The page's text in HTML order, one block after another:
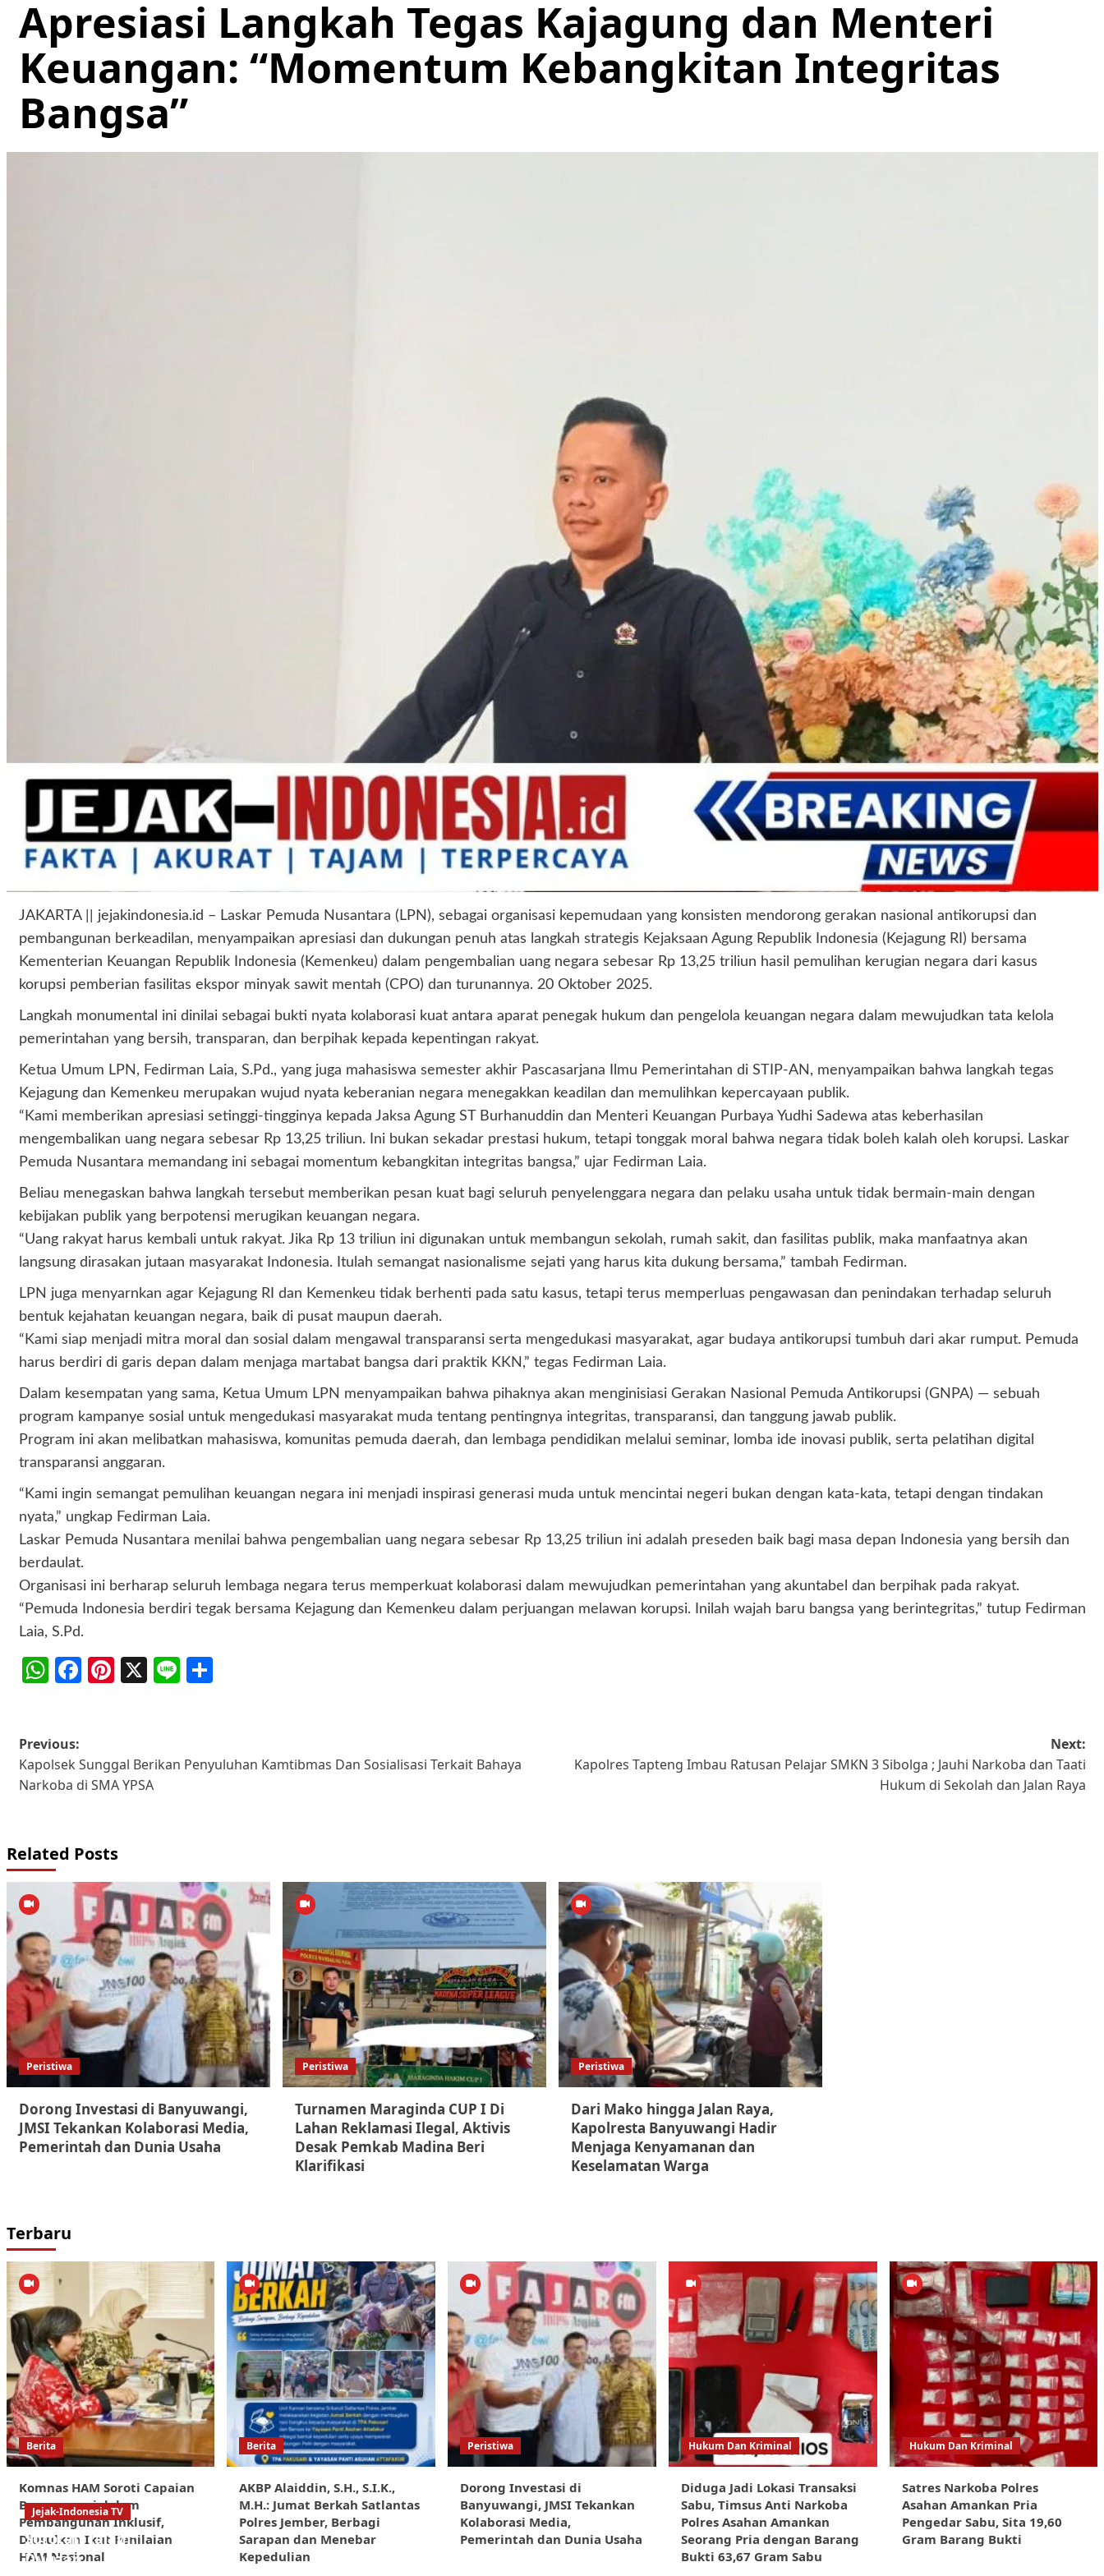
Apresiasi Langkah Tegas Kajagung dan Menteri
Keuangan: “Momentum Kebangkitan Integritas
Bangsa”
JAKARTA || jejakindonesia.id – Laskar Pemuda Nusantara (LPN), sebagai organisasi kepemudaan yang konsisten mendorong gerakan nasional antikorupsi dan
pembangunan berkeadilan, menyampaikan apresiasi dan dukungan penuh atas langkah strategis Kejaksaan Agung Republik Indonesia (Kejagung RI) bersama
Kementerian Keuangan Republik Indonesia (Kemenkeu) dalam pengembalian uang negara sebesar Rp 13,25 triliun hasil pemulihan kerugian negara dari kasus
korupsi pemberian fasilitas ekspor minyak sawit mentah (CPO) dan turunannya. 20 Oktober 2025.
Langkah monumental ini dinilai sebagai bukti nyata kolaborasi kuat antara aparat penegak hukum dan pengelola keuangan negara dalam mewujudkan tata kelola
pemerintahan yang bersih, transparan, dan berpihak kepada kepentingan rakyat.
Ketua Umum LPN, Fedirman Laia, S.Pd., yang juga mahasiswa semester akhir Pascasarjana Ilmu Pemerintahan di STIP-AN, menyampaikan bahwa langkah tegas
Kejagung dan Kemenkeu merupakan wujud nyata keberanian negara menegakkan keadilan dan memulihkan kepercayaan publik.
“Kami memberikan apresiasi setinggi-tingginya kepada Jaksa Agung ST Burhanuddin dan Menteri Keuangan Purbaya Yudhi Sadewa atas keberhasilan
mengembalikan uang negara sebesar Rp 13,25 triliun. Ini bukan sekadar prestasi hukum, tetapi tonggak moral bahwa negara tidak boleh kalah oleh korupsi. Laskar
Pemuda Nusantara memandang ini sebagai momentum kebangkitan integritas bangsa,” ujar Fedirman Laia.
Beliau menegaskan bahwa langkah tersebut memberikan pesan kuat bagi seluruh penyelenggara negara dan pelaku usaha untuk tidak bermain-main dengan
kebijakan publik yang berpotensi merugikan keuangan negara.
“Uang rakyat harus kembali untuk rakyat. Jika Rp 13 triliun ini digunakan untuk membangun sekolah, rumah sakit, dan fasilitas publik, maka manfaatnya akan
langsung dirasakan jutaan masyarakat Indonesia. Itulah semangat nasionalisme sejati yang harus kita dukung bersama,” tambah Fedirman.
LPN juga menyarnkan agar Kejagung RI dan Kemenkeu tidak berhenti pada satu kasus, tetapi terus memperluas pengawasan dan penindakan terhadap seluruh
bentuk kejahatan keuangan negara, baik di pusat maupun daerah.
“Kami siap menjadi mitra moral dan sosial dalam mengawal transparansi serta mengedukasi masyarakat, agar budaya antikorupsi tumbuh dari akar rumput. Pemuda
harus berdiri di garis depan dalam menjaga martabat bangsa dari praktik KKN,” tegas Fedirman Laia.
Dalam kesempatan yang sama, Ketua Umum LPN menyampaikan bahwa pihaknya akan menginisiasi Gerakan Nasional Pemuda Antikorupsi (GNPA) — sebuah
program kampanye sosial untuk mengedukasi masyarakat muda tentang pentingnya integritas, transparansi, dan tanggung jawab publik.
Program ini akan melibatkan mahasiswa, komunitas pemuda daerah, dan lembaga pendidikan melalui seminar, lomba ide inovasi publik, serta pelatihan digital
transparansi anggaran.
“Kami ingin semangat pemulihan keuangan negara ini menjadi inspirasi generasi muda untuk mencintai negeri bukan dengan kata-kata, tetapi dengan tindakan
nyata,” ungkap Fedirman Laia.
Laskar Pemuda Nusantara menilai bahwa pengembalian uang negara sebesar Rp 13,25 triliun ini adalah preseden baik bagi masa depan Indonesia yang bersih dan
berdaulat.
Organisasi ini berharap seluruh lembaga negara terus memperkuat kolaborasi dalam mewujudkan pemerintahan yang akuntabel dan berpihak pada rakyat.
“Pemuda Indonesia berdiri tegak bersama Kejagung dan Kemenkeu dalam perjuangan melawan korupsi. Inilah wajah baru bangsa yang berintegritas,” tutup Fedirman
Laia, S.Pd.
WhatsApp
Facebook
Pinterest
X Line
Post
navigation
Previous:
Kapolsek Sunggal Berikan Penyuluhan Kamtibmas Dan Sosialisasi Terkait Bahaya
Narkoba di SMA YPSA
Next:
Kapolres Tapteng Imbau Ratusan Pelajar SMKN 3 Sibolga ; Jauhi Narkoba dan Taati
Hukum di Sekolah dan Jalan Raya
Related Posts
Peristiwa
Dorong Investasi di Banyuwangi,
JMSI Tekankan Kolaborasi Media,
Pemerintah dan Dunia Usaha
Peristiwa
Turnamen Maraginda CUP I Di
Lahan Reklamasi Ilegal, Aktivis
Desak Pemkab Madina Beri
Klarifikasi
Peristiwa
Dari Mako hingga Jalan Raya,
Kapolresta Banyuwangi Hadir
Menjaga Kenyamanan dan
Keselamatan Warga
Terbaru
Berita
Komnas HAM Soroti Capaian
Banyuwangi dalam
Pembangunan Inklusif,
Diusulkan Ikut Penilaian
HAM Nasional
Berita
AKBP Alaiddin, S.H., S.I.K.,
M.H.: Jumat Berkah Satlantas
Polres Jember, Berbagi
Sarapan dan Menebar
Kepedulian
Peristiwa
Dorong Investasi di
Banyuwangi, JMSI Tekankan
Kolaborasi Media,
Pemerintah dan Dunia Usaha
Hukum Dan Kriminal
Diduga Jadi Lokasi Transaksi
Sabu, Timsus Anti Narkoba
Polres Asahan Amankan
Seorang Pria dengan Barang
Bukti 63,67 Gram Sabu
Hukum Dan Kriminal
Satres Narkoba Polres
Asahan Amankan Pria
Pengedar Sabu, Sita 19,60
Gram Barang Bukti
Jejak-Indonesia TV
Sorotan Tajam:
Dugaan